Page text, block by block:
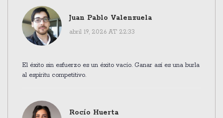
Juan Pablo Valenzuela
abril 19, 2026 AT 22:33
El éxito sin esfuerzo es un éxito vacío. Ganar así es una burla
al espíritu competitivo.
Rocío Huerta